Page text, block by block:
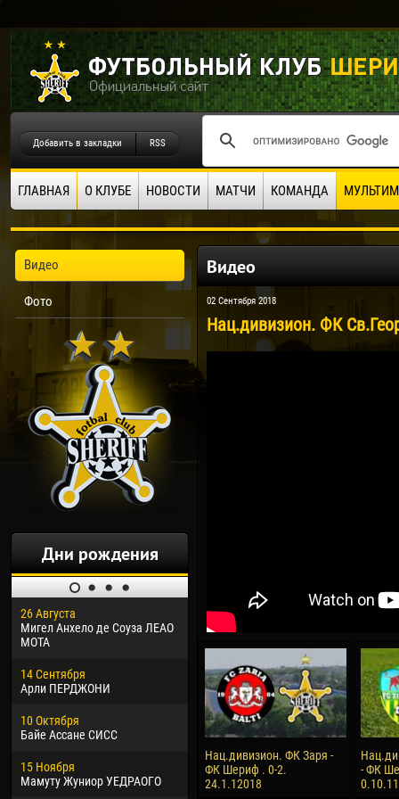
Добавить в закладки RSS
ГЛАВНАЯ О КЛУБЕ НОВОСТИ МАТЧИ КОМАНДА
Видео
Фото
Дни рождения
26 Августа
Мигел Анхело де Соуза ЛЕАО
МОТА
14 Сентября
Арли ПЕРДЖОНИ
10 Октября
Байе Ассане СИСС
15 Ноября
Мамуту Жуниор УЕДРАОГО
30 Января
Дорасо Морео КЛАС
Владислав КОСТИН
02 Марта
Вячеслав КОЗМА
09 Марта
Эммануэль АФЕТСЕ
04
13
24
15
Видео
02 Сентября 2018
Нац.дивизион. ФК
Нац.дивизион. ФК Заря -
ФК Шериф . 0-2.
24.1.12018
- ФК